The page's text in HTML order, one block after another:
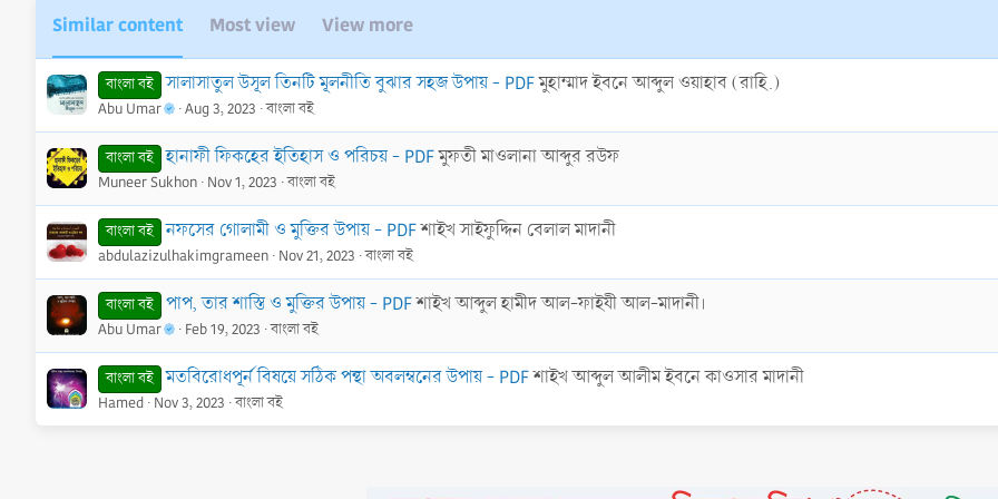
Similar content Most view View more
বাংলা বই সালাসাতুল উসূল তিনটি মূলনীতি বুঝার সহজ উপায় - PDFমুহাম্মাদ ইবনে আব্দুল ওয়াহাব (রাহি.)
Abu Umar Aug 3, 2023 বাংলা বই
বাংলা বই হানাফী ফিকহের ইতিহাস ও পরিচয় - PDFমুফতী মাওলানা আব্দুর রউফ
Muneer Sukhon Nov 1, 2023 বাংলা বই
বাংলা বই নফসের গোলামী ও মুক্তির উপায় - PDFশাইখ সাইফুদ্দিন বেলাল মাদানী
abdulazizulhakimgrameen Nov 21, 2023 বাংলা বই
বাংলা বই পাপ, তার শাস্তি ও মুক্তির উপায় - PDFশাইখ আব্দুল হামীদ আল-ফাইযী আল-মাদানী।
Abu Umar Feb 19, 2023 বাংলা বই
বাংলা বই মতবিরোধপূর্ন বিষয়ে সঠিক পন্থা অবলম্বনের উপায় - PDFশাইখ আব্দুল আলীম ইবনে কাওসার মাদানী
Hamed Nov 3, 2023 বাংলা বই